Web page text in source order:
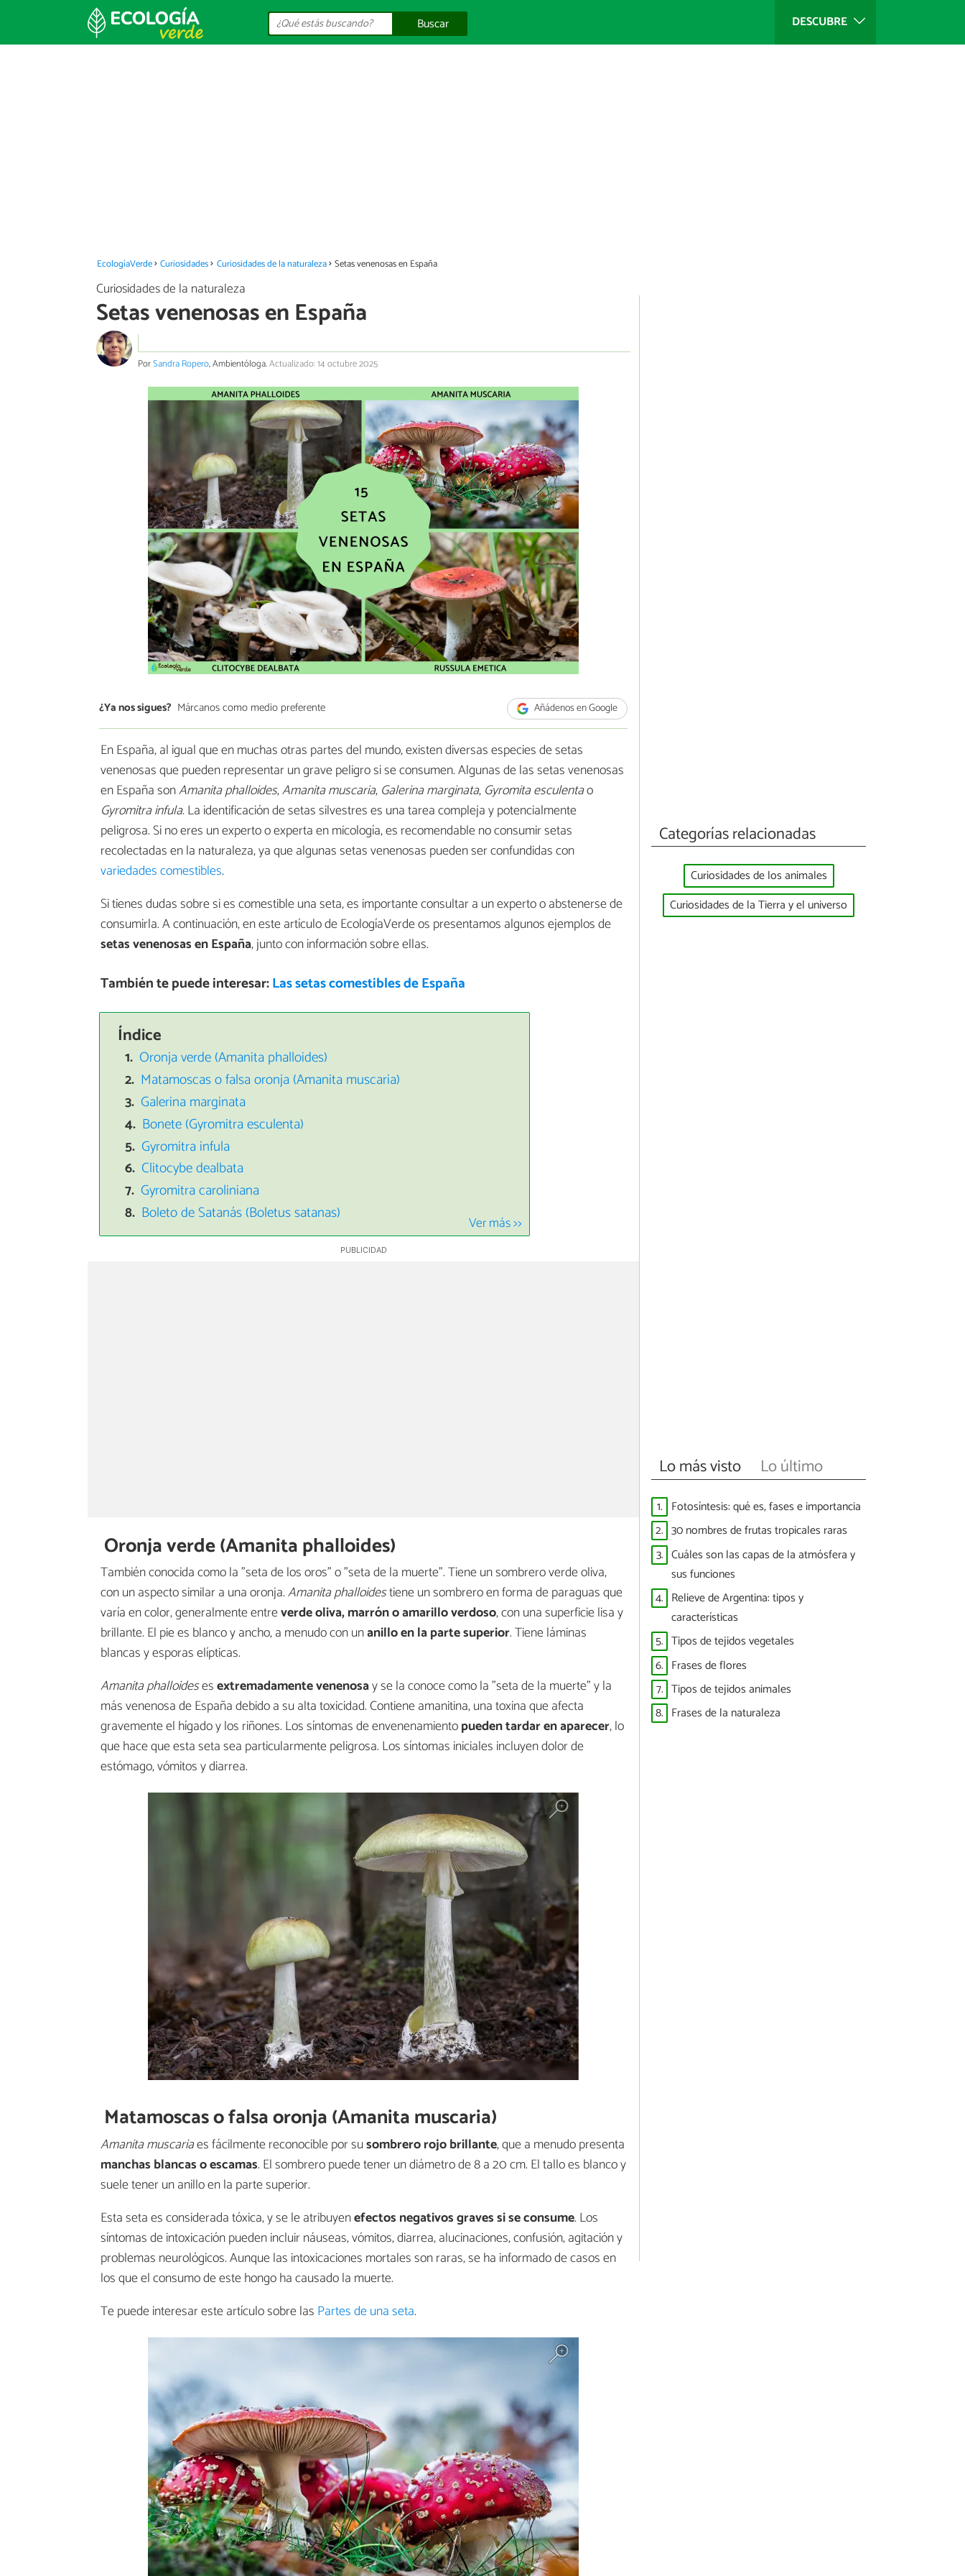
DESCUBRE
Buscar
EcologíaVerde Curiosidades Curiosidades de la naturaleza Setas venenosas en España
Curiosidades de la naturaleza
Setas venenosas en España
PorSandra Ropero, Ambientóloga.Actualizado: 14 octubre 2025
¿Ya nos sigues? Márcanos como medio preferente Añádenos en Google
En España, al igual que en muchas otras partes del mundo, existen diversas especies de setas
venenosas que pueden representar un grave peligro si se consumen. Algunas de las setas venenosas
en España sonAmanita phalloides,Amanita muscaria, Galerina marginata, Gyromita esculentao
Gyromitra infula. La identificación de setas silvestres es una tarea compleja y potencialmente
peligrosa. Si no eres un experto o experta en micología, es recomendable no consumir setas
recolectadas en la naturaleza, ya que algunas setas venenosas pueden ser confundidas con
variedades comestibles.
Si tienes dudas sobre si es comestible una seta, es importante consultar a un experto o abstenerse de
consumirla. A continuación, en este artículo de EcologíaVerde os presentamos algunos ejemplos de
setas venenosas en España, junto con información sobre ellas.
También te puede interesar:Las setas comestibles de España
Índice
Oronja verde (Amanita phalloides)
Matamoscas o falsa oronja (Amanita muscaria)
Galerina marginata
Bonete (Gyromitra esculenta)
Gyromitra infula
Clitocybe dealbata
Gyromitra caroliniana
Boleto de Satanás (Boletus satanas)
Ver más >>
Oronja verde (Amanita phalloides)
También conocida como la "seta de los oros" o "seta de la muerte". Tiene un sombrero verde oliva,
con un aspecto similar a una oronja.Amanita phalloidestiene un sombrero en forma de paraguas que
varía en color, generalmente entreverde oliva, marrón o amarillo verdoso, con una superficie lisa y
brillante. El pie es blanco y ancho, a menudo con unanillo en la parte superior. Tiene láminas
blancas y esporas elípticas.
Amanita phalloidesesextremadamente venenosay se la conoce como la "seta de la muerte" y la
más venenosa de España debido a su alta toxicidad. Contiene amanitina, una toxina que afecta
gravemente el hígado y los riñones. Los síntomas de envenenamientopueden tardar en aparecer, lo
que hace que esta seta sea particularmente peligrosa. Los síntomas iniciales incluyen dolor de
estómago, vómitos y diarrea.
Matamoscas o falsa oronja (Amanita muscaria)
Amanita muscariaes fácilmente reconocible por susombrero rojo brillante, que a menudo presenta
manchas blancas o escamas. El sombrero puede tener un diámetro de 8 a 20 cm. El tallo es blanco y
suele tener un anillo en la parte superior.
Esta seta es considerada tóxica, y se le atribuyenefectos negativos graves si se consume. Los
síntomas de intoxicación pueden incluir náuseas, vómitos, diarrea, alucinaciones, confusión, agitación y
problemas neurológicos. Aunque las intoxicaciones mortales son raras, se ha informado de casos en
los que el consumo de este hongo ha causado la muerte.
Te puede interesar este artículo sobre las Partes de una seta.
Categorías relacionadas
Curiosidades de los animales
Curiosidades de la Tierra y el universo
Lo más visto Lo último
1. Fotosíntesis: qué es, fases e importancia
2. 30 nombres de frutas tropicales raras
3. Cuáles son las capas de la atmósfera y
sus funciones
4. Relieve de Argentina: tipos y
características
5. Tipos de tejidos vegetales
6. Frases de flores
7. Tipos de tejidos animales
8. Frases de la naturaleza